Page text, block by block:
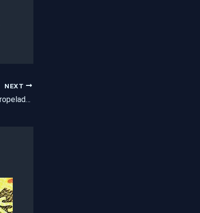
NEXT
Criança morre após ser atropelada por picape ao descer do ônibus de escolar no interior do Ceará